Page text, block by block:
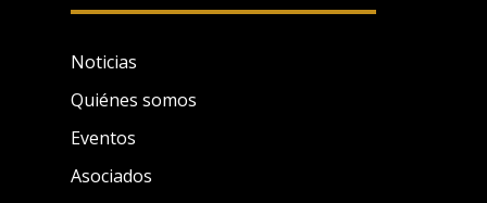
Noticias
Quiénes somos
Eventos
Asociados